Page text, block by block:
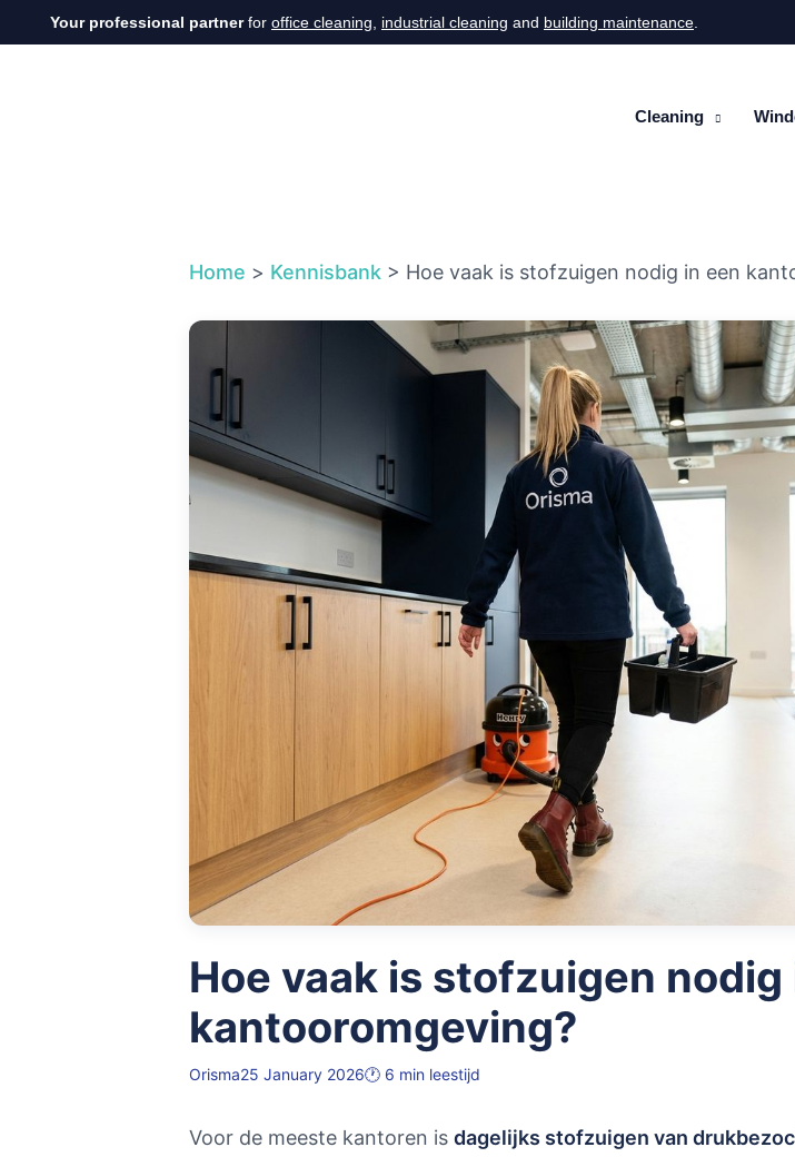
Your professional partnerfor office cleaning industrial cleaning and building maintenance
Cleaning
Home > Kennisbank> Hoe vaak is stofzuigen nodig in een
Hoe vaak is stofzuigen nodig
kantooromgeving?
Orisma25 January 2026🕐 6 min leestijd
Voor de meeste kantoren is dagelijks stofzuigen van